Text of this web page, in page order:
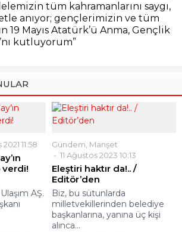
tüm kahramanlarını saygı,
anıyor; gençlerimizin ve tüm
19 Mayıs Atatürk’ü Anma, Gençlik
kutluyorum”
11:58
verdi!
AŞ.
Gündem Manşet
11 Ağustos 2023 10:13
Eleştiri haktır da!.. /
Editör’den
Biz, bu sütunlarda
milletvekillerinden belediye
başkanlarına, yanına üç kişi
alınca...